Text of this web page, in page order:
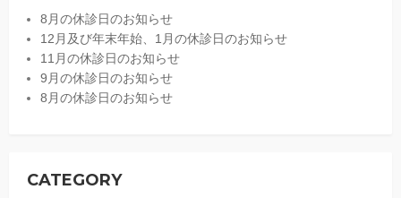
8月の休診日のお知らせ
12月及び年末年始、1月の休診日のお知らせ
11月の休診日のお知らせ
9月の休診日のお知らせ
8月の休診日のお知らせ
CATEGORY